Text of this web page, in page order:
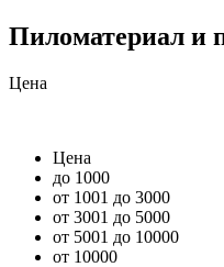
Пиломатериал и
Цена
Цена
до 1000
от 1001 до 3000
от 3001 до 5000
от 5001 до 10000
от 10000